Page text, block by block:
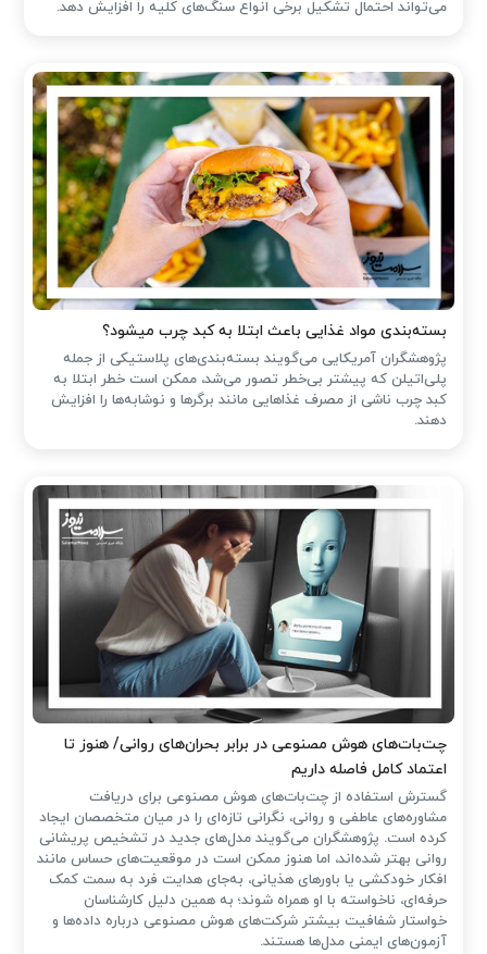
می‌تواند احتمال تشکیل برخی انواع سنگ‌های کلیه را افزایش دهد.
بسته‌بندی مواد غذایی باعث ابتلا به کبد چرب میشود؟
پژوهشگران آمریکایی می‌گویند بسته‌بندی‌های پلاستیکی از جمله
پلی‌اتیلن که پیشتر بی‌خطر تصور می‌شد، ممکن است خطر ابتلا به
کبد چرب ناشی از مصرف غذاهایی مانند برگرها و نوشابه‌ها را افزایش
دهند.
چت‌بات‌های هوش مصنوعی در برابر بحران‌های روانی/ هنوز تا
اعتماد کامل فاصله داریم
گسترش استفاده از چت‌بات‌های هوش مصنوعی برای دریافت
مشاوره‌های عاطفی و روانی، نگرانی تازه‌ای را در میان متخصصان ایجاد
کرده است. پژوهشگران می‌گویند مدل‌های جدید در تشخیص پریشانی
روانی بهتر شده‌اند، اما هنوز ممکن است در موقعیت‌های حساس مانند
افکار خودکشی یا باورهای هذیانی، به‌جای هدایت فرد به سمت کمک
حرفه‌ای، ناخواسته با او همراه شوند؛ به همین دلیل کارشناسان
خواستار شفافیت بیشتر شرکت‌های هوش مصنوعی درباره داده‌ها و
آزمون‌های ایمنی مدل‌ها هستند.